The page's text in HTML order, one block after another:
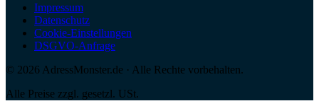
Impressum
Datenschutz
Cookie-Einstellungen
DSGVO-Anfrage
© 2026 AdressMonster.de · Alle Rechte vorbehalten.
Alle Preise zzgl. gesetzl. USt.